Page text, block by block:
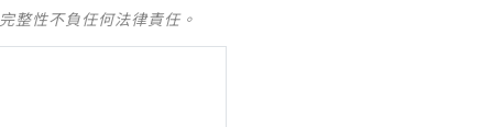
整性不負任何法律責任。